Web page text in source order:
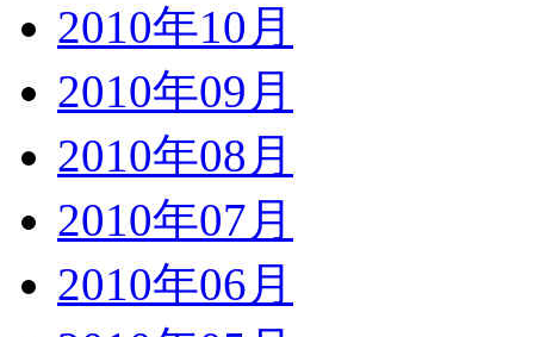
2010年10月
2010年09月
2010年08月
2010年07月
2010年06月